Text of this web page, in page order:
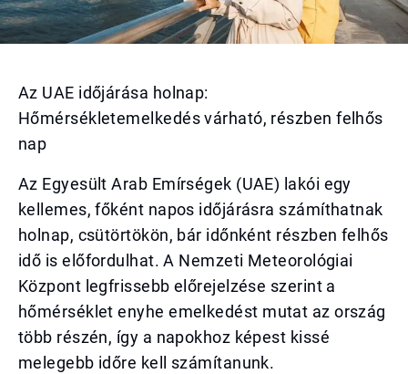
Az UAE időjárása holnap:
Hőmérsékletemelkedés várható, részben felhős
nap
Az Egyesült Arab Emírségek (UAE) lakói egy
kellemes, főként napos időjárásra számíthatnak
holnap, csütörtökön, bár időnként részben felhős
idő is előfordulhat. A Nemzeti Meteorológiai
Központ legfrissebb előrejelzése szerint a
hőmérséklet enyhe emelkedést mutat az ország
több részén, így a napokhoz képest kissé
melegebb időre kell számítanunk.